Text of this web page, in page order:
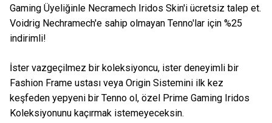
Gaming Üyeliğinle Necramech Iridos Skin'i ücretsiz talep et.
Voidrig Nechramech'e sahip olmayan Tenno'lar için %25
indirimli!
İster vazgeçilmez bir koleksiyoncu, ister deneyimli bir
Fashion Frame ustası veya Origin Sistemini ilk kez
keşfeden yepyeni bir Tenno ol, özel Prime Gaming Iridos
Koleksiyonunu kaçırmak istemeyeceksin.